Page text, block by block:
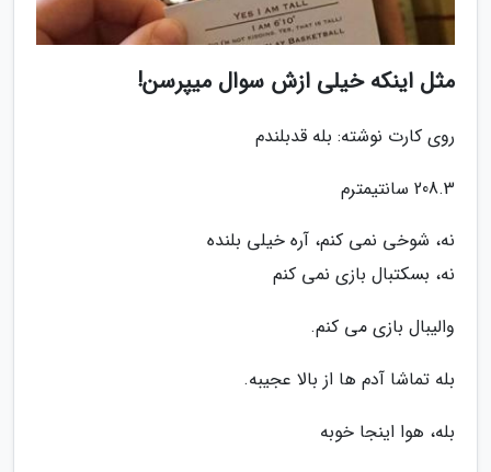
مثل اینکه خیلی ازش سوال میپرسن!
روی کارت نوشته: بله قدبلندم
208.3 سانتیمترم
نه، شوخی نمی کنم، آره خیلی بلنده
نه، بسکتبال بازی نمی کنم
والیبال بازی می کنم.
بله تماشا آدم ها از بالا عجیبه.
بله، هوا اینجا خوبه